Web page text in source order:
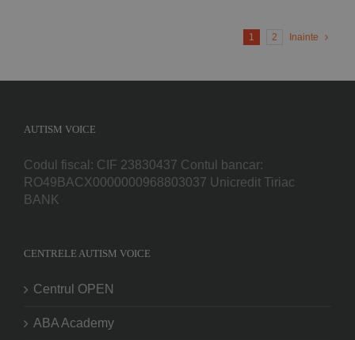
1 2 Inainte
AUTISM VOICE
Codul fiscal: CIF 23830437 Contul bancar:
RO49BACX0000000968803037 Unicredit Tiriac
BANK
CENTRELE AUTISM VOICE
Centrul OPEN
ABA Academy